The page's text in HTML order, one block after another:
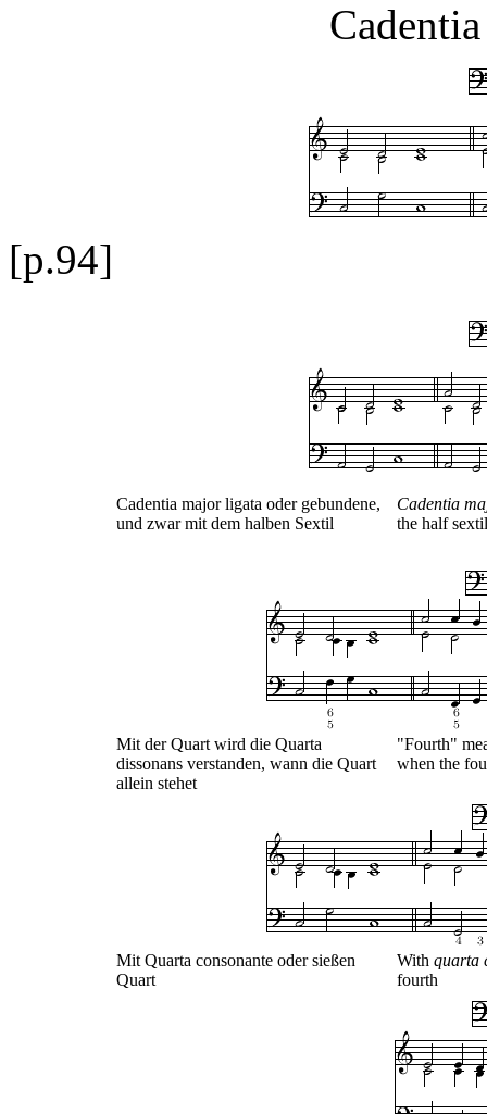
[p.94]
Cadentia major ligata oder gebundene,
und zwar mit dem halben Sextil
Cadentia
the half sextil
Mit der Quart wird die Quarta
dissonans verstanden, wann die Quart
allein stehet
"Fourth"
when the
Mit Quarta consonante oder sießen
Quart
With quarta
fourth